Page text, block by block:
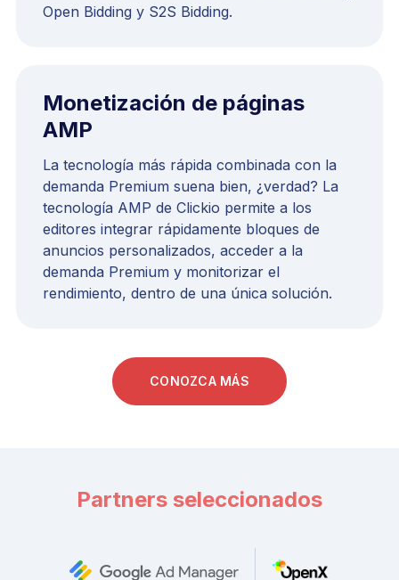
Open Bidding y S2S Bidding.
Monetización de páginas
AMP
La tecnología más rápida combinada con la
demanda Premium suena bien, ¿verdad? La
tecnología AMP de Clickio permite a los
editores integrar rápidamente bloques de
anuncios personalizados, acceder a la
demanda Premium y monitorizar el
rendimiento, dentro de una única solución.
CONOZCA MÁS
Partners seleccionados